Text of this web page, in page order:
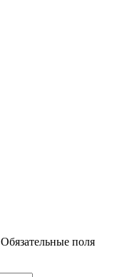
Обязательные поля